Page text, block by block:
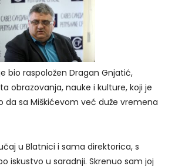
bio raspoložen Dragan Gnjatić,
obrazovanja, nauke i kulture, koji je
da sa Miškićevom već duže vremena
u Blatnici i sama direktorica, s
iskustvo u saradnji. Skrenuo sam joj